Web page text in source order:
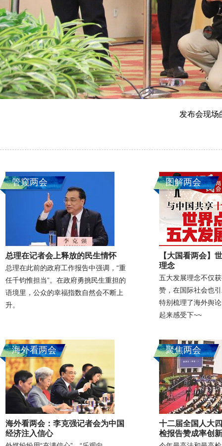
发布会现场
管窥两会
总理在记者会上释放的民生情怀
总理在此前的政府工作报告中强调，“重
任千钧惟担当”。在政府勇挑民生重担的
语境里，公众的幸福指数自然会不断上
升。
图解两会
【大国看两会】
理念
五大发展理念不仅
赞，在国际社会也
特别梳理了海外舆
起来感受下~~
海外看两会
海外看两会：李克强记者会为中国
经济注入信心
聚焦两会
十二届全国人大
检报告赞成率创